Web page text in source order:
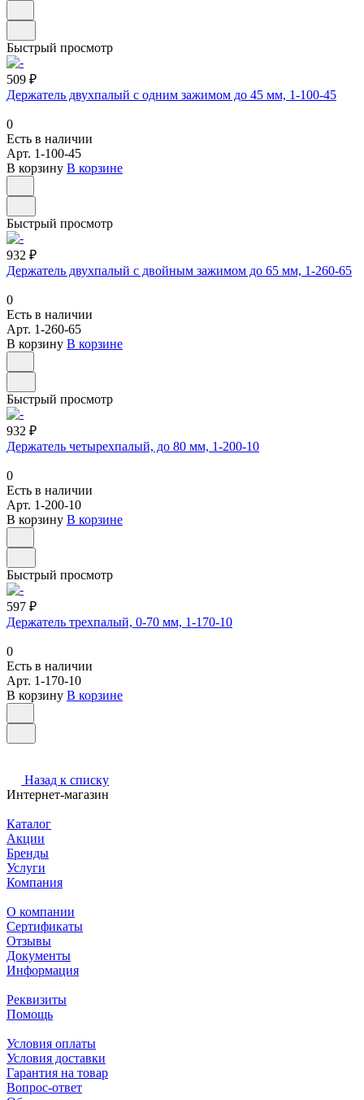
Быстрый просмотр
509 ₽
Держатель двухпалый с одним зажимом до 45 мм, 1-100-45
0
Есть в наличии
Арт. 1-100-45
В корзину В корзине
Быстрый просмотр
932 ₽
Держатель двухпалый с двойным зажимом до 65 мм, 1-260-65
0
Есть в наличии
Арт. 1-260-65
В корзину В корзине
Быстрый просмотр
932 ₽
Держатель четырехпалый, до 80 мм, 1-200-10
0
Есть в наличии
Арт. 1-200-10
В корзину В корзине
Быстрый просмотр
597 ₽
Держатель трехпалый, 0-70 мм, 1-170-10
0
Есть в наличии
Арт. 1-170-10
В корзину В корзине
Назад к списку
Интернет-магазин
Каталог
Акции
Бренды
Услуги
Компания
О компании
Сертификаты
Отзывы
Документы
Информация
Реквизиты
Помощь
Условия оплаты
Условия доставки
Гарантия на товар
Вопрос-ответ